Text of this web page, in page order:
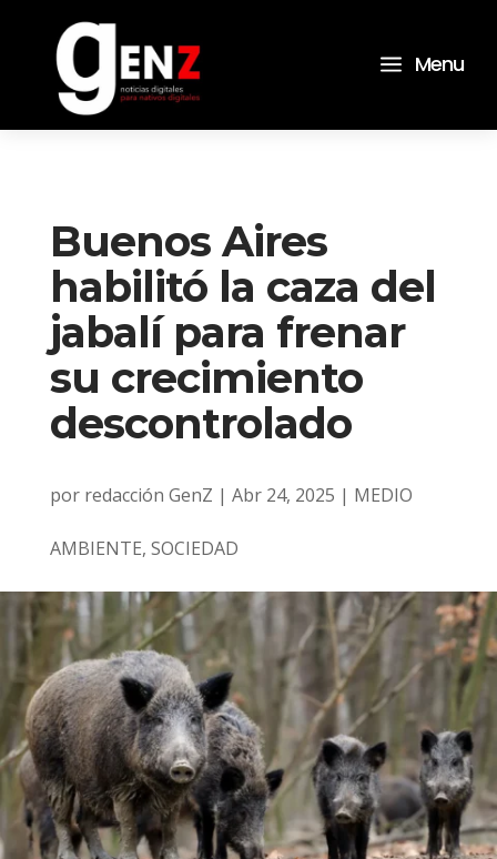
a Menu
Buenos Aires
habilitó la caza del
jabalí para frenar
su crecimiento
descontrolado
por redacción GenZ | Abr 24, 2025 | MEDIO
AMBIENTE, SOCIEDAD